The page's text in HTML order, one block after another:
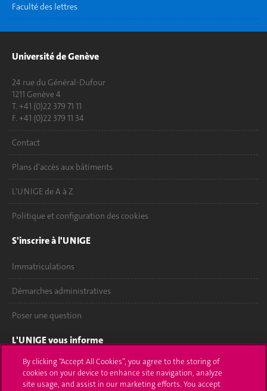
Faculté des lettres
Université de Genève
24 rue du Général-Dufour
1211 Genève 4
T. +41 (0)22 379 71 11
F. +41 (0)22 379 11 34
Contact
Plans d'accès aux bâtiments
L'UNIGE de A à Z
Politique et configuration des cookies
S'inscrire à l'UNIGE
Immatriculations
Démarches administratives
Poser une question
L'UNIGE vous informe
UNIGE Mobile
By clicking “Accept All Cookies”, you agree to the storing of
cookies on your device to enhance site navigation, analyze
site usage, and assist in our marketing efforts. You accept